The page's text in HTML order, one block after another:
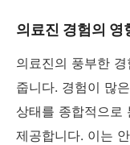
의료진 경험의 영
의료진의 풍부한
줍니다. 경험이 많
상태를 종합적으로
제공합니다. 이는